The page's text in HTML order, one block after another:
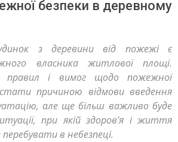
безпеки в деревному
з деревини від пожежі є
власника житлової площі.
правил і вимог щодо пожежної
причиною відмови введення
але ще більш важливо буде
при якій здоров’я і життя
в небезпеці.